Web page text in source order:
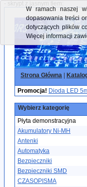
- skrypt z jasnym tłem:
Strona Główna
Promocja! Dioda LED
Wybierz kategorię
Płyta demonstracyjna
Akumulatory Ni-MH
Antenki
Automatyka
Bezpieczniki
Bezpieczniki SMD
CZASOPISMA
W ramach naszej
dopasowania treści
dotyczących plików
Więcej informacji